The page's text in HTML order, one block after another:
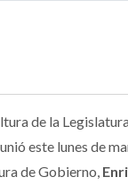
de la
este lunes de
de Gobierno,